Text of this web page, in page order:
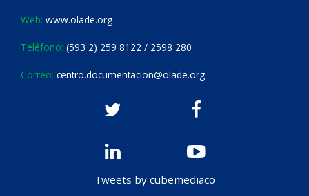
Web: www.olade.org
Teléfono: (593 2) 259 8122 / 2598 280
Correo: centro.documentacion@olade.org
Tweets by cubemediaco